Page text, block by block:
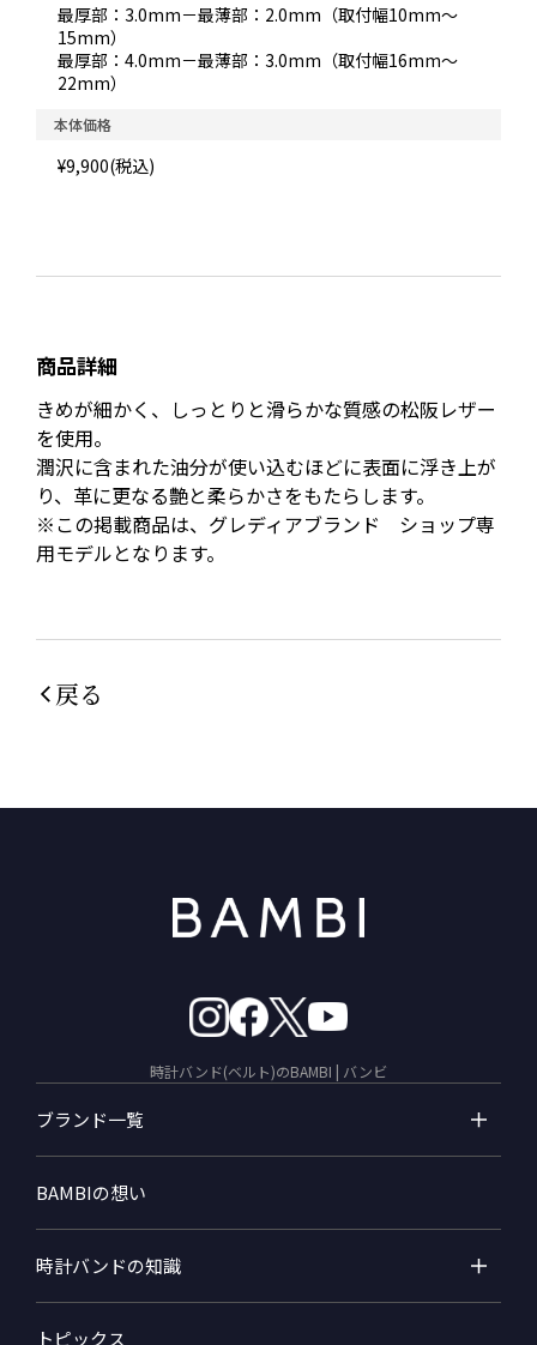
最厚部：3.0mm－最薄部：2.0mm（取付幅10mm～
15mm）
最厚部：4.0mm－最薄部：3.0mm（取付幅16mm～
22mm）
本体価格
¥9,900(税込)
商品詳細
きめが細かく、しっとりと滑らかな質感の松阪レザー
を使用。
潤沢に含まれた油分が使い込むほどに表面に浮き上が
り、革に更なる艶と柔らかさをもたらします。
※この掲載商品は、グレディアブランド ショップ専
用モデルとなります。
戻る
時計バンド(ベルト)のBAMBI | バンビ
ブランド一覧
BAMBIの想い
時計バンドの知識
トピックス